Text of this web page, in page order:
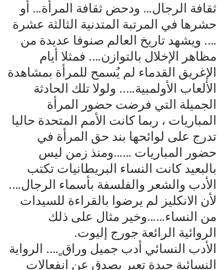
ثقافة الرجال… ودحض ثقافة المرأة… أو
حشرها في المرتبة المتدنية الثالثة عشرة
…. ويشهد تاريخ العالم صنوفا عديدة من
مظاهر الإخلال بالتوازن…. فمثلا أيام
الإغريق القدماء لم يُسمح للمرأة بمشاهدة
الألعاب الأولمبية….. ولولا تلك الحادثة
الجميلة التي فرضت حضور المرأة
المباريات ، ربما كانت الأمم المتحدة حاليا
تدرج على لوائحها بند حق المرأة في
حضور المباريات ……ومنذ زمن ليس
بالبعيد كانت النساء البريطانيات تكتب
الأدب والشعر والفلسفة بأسماء الرجال….
لأن الانكليز لم يرضوا بالقراءة للسيدات
من النساء……وخير مثال على ذلك
الروائية الرائعة جورج إليوت.
الأدب النسائي أدب جميل وراق ٍ…. الرواية
النسائية جيدة تعبر بصدق عن انفعالات